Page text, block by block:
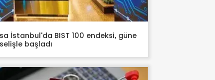
İstanbul'da BIST 100 endeksi, güne
başladı